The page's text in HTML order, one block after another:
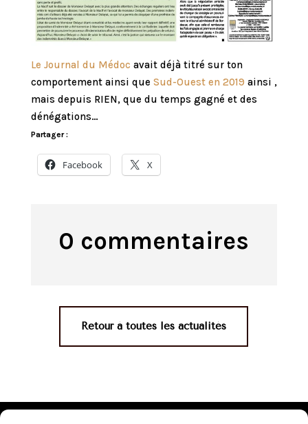
Le Journal du Médoc avait déjà titré sur ton
comportement ainsi que Sud-Ouest en 2019 ainsi ,
mais depuis RIEN, que du temps gagné et des
dénégations…
Partager :
Facebook X
0 commentaires
Retour à toutes les actualités